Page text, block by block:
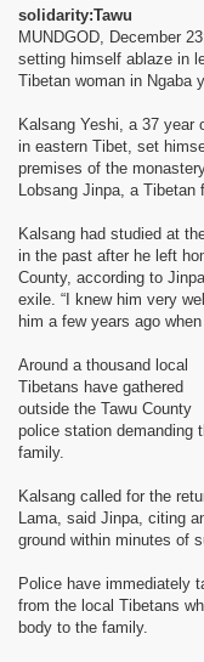
solidarity:Tawu
MUNDGOD, December
setting himself ablaze in
Tibetan woman in Ngaba
Kalsang Yeshi, a 37 year
in eastern Tibet, set
premises of the
Lobsang Jinpa, a
Kalsang had studied at
in the past after he left
County, according to
exile. “I knew him very
him a few years ago
Around a thousand local
Tibetans have gathered
outside the Tawu County
police station demanding
family.
Kalsang called for the
Lama, said Jinpa, citing
ground within minutes of
Police have immediately
from the local Tibetans
body to the family.
Drolma avec S.S.